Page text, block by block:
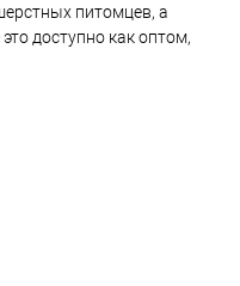
питомцев, а
доступно как оптом,